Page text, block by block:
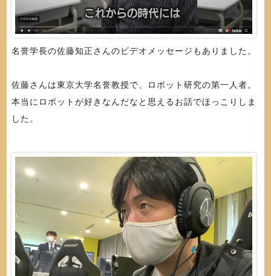
名誉学長の佐藤知正さんのビデオメッセージもありました。
佐藤さんは東京大学名誉教授で、ロボット研究の第一人者。
本当にロボットが好きなんだなと思えるお話でほっこりしま
した。